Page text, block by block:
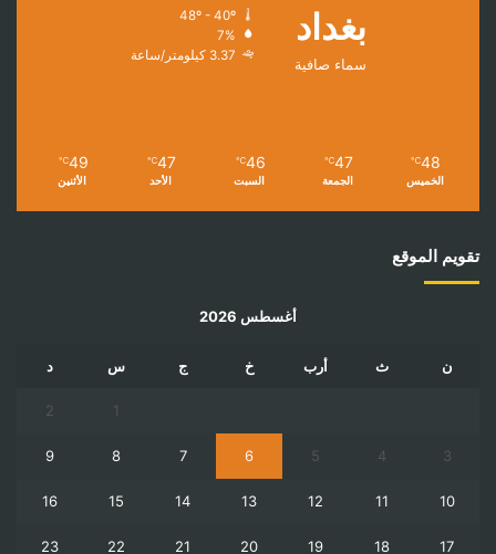
بغداد
سماء صافية
7%
3.37 كيلومتر/ساعة
48
℃
الخميس
47
℃
الجمعة
46
℃
السبت
47
℃
الأحد
49
℃
الأثنين
تقويم الموقع
أغسطس 2026
ن ث أرب خ ج س د
1
2
3
4
5
6
7
8
9
10
11
12
13
14
15
16
17
18
19
20
21
22
23